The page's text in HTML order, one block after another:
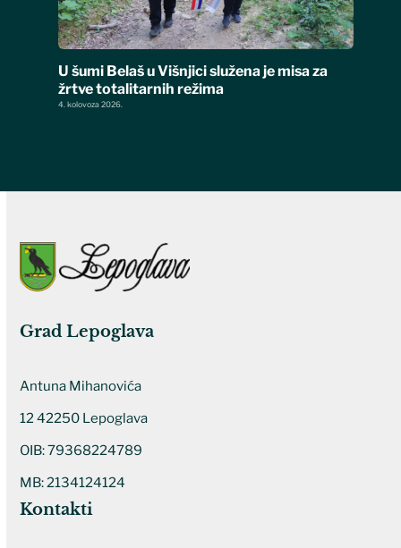
U šumi Belaš u Višnjici služena je misa za
žrtve totalitarnih režima
4. kolovoza 2026.
Grad Lepoglava
Antuna Mihanovića
12 42250 Lepoglava
OIB: 79368224789
MB: 2134124124
Kontakti